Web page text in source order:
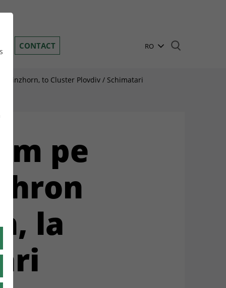
CONTACT RO Toggle navigation
Prinzhorn, to Cluster Plovdiv / Schimatari
pe
la